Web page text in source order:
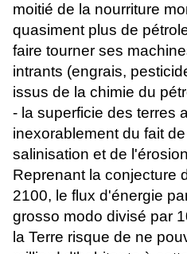
moitié de la nourriture
quasiment plus de
faire tourner ses
intrants (engrais,
issus de la chimie du
- la superficie des terres
inexorablement du fait
salinisation et de
Reprenant la conjecture
2100, le flux d'énergie
grosso modo divisé par
la Terre risque de ne